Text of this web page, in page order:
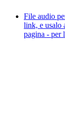
File audio
link, e usalo
pagina - per